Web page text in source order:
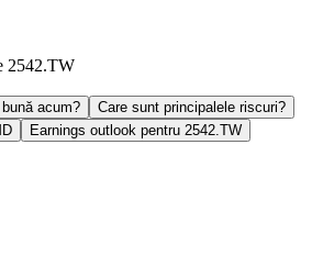
2542.TW
acum?
Care sunt principalele riscuri?
Earnings outlook pentru 2542.TW